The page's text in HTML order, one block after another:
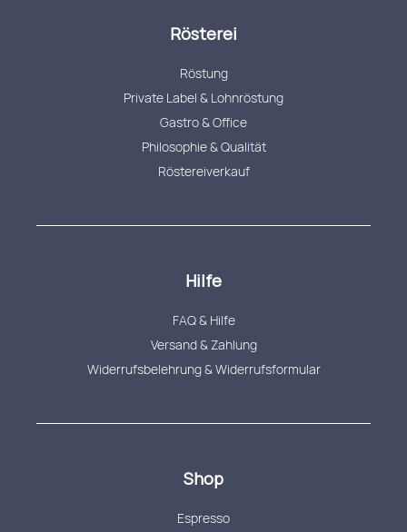
Rösterei
Röstung
Private Label & Lohnröstung
Gastro & Office
Philosophie & Qualität
Röstereiverkauf
Hilfe
FAQ & Hilfe
Versand & Zahlung
Widerrufsbelehrung & Widerrufsformular
Shop
Espresso